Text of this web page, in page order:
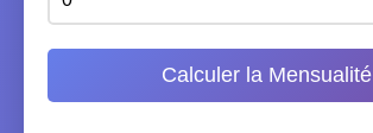
Calculer la Mensualité